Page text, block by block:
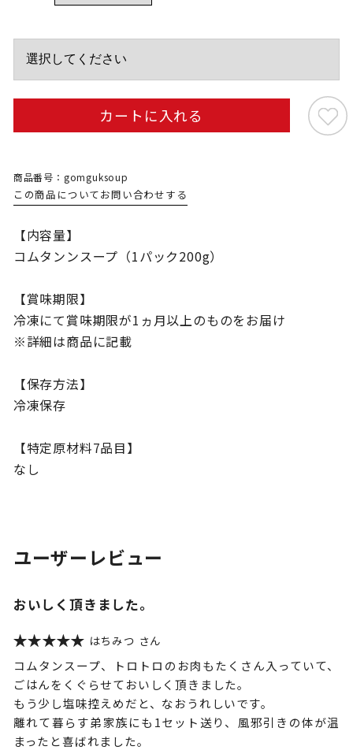
カートに入れる
商品番号：gomguksoup
この商品についてお問い合わせする
【内容量】
コムタンンスープ（1パック200g）
【賞味期限】
冷凍にて賞味期限が1ヵ月以上のものをお届け
※詳細は商品に記載
【保存方法】
冷凍保存
【特定原材料7品目】
なし
ユーザーレビュー
おいしく頂きました。
はちみつ
コムタンスープ、トロトロのお肉もたくさん入っていて、
ごはんをくぐらせておいしく頂きました。
もう少し塩味控えめだと、なおうれしいです。
離れて暮らす弟家族にも1セット送り、風邪引きの体が温
まったと喜ばれました。